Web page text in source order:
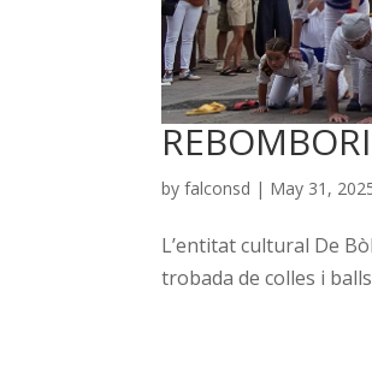
byfalconsd | May 31,
L’entitat cultural De
trobada de colles i